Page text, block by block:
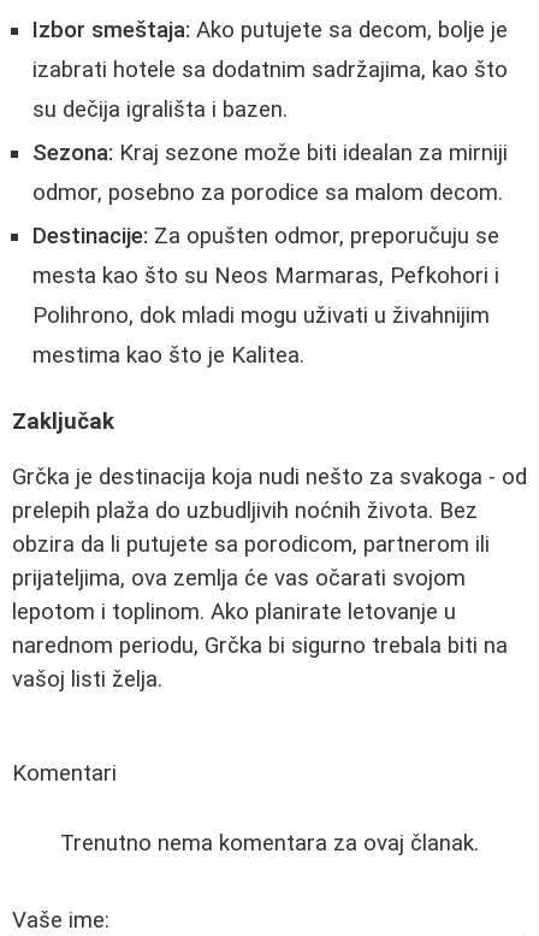
Izbor smeštaja: Ako putujete sa decom, bolje je
izabrati hotele sa dodatnim sadržajima, kao što
su dečija igrališta i bazen.
Sezona: Kraj sezone može biti idealan za mirniji
odmor, posebno za porodice sa malom decom.
Destinacije: Za opušten odmor, preporučuju se
mesta kao što su Neos Marmaras, Pefkohori i
Polihrono, dok mladi mogu uživati u živahnijim
mestima kao što je Kalitea.
Zaključak
Grčka je destinacija koja nudi nešto za svakoga - od
prelepih plaža do uzbudljivih noćnih života. Bez
obzira da li putujete sa porodicom, partnerom ili
prijateljima, ova zemlja će vas očarati svojom
lepotom i toplinom. Ako planirate letovanje u
narednom periodu, Grčka bi sigurno trebala biti na
vašoj listi želja.
Komentari
Trenutno nema komentara za ovaj članak.
Vaše ime: